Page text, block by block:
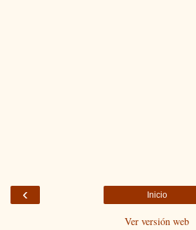
‹ Inicio
Ver versión web